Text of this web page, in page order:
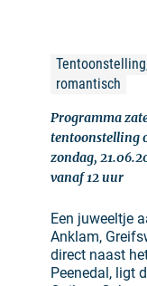
romantisch
Programma
tentoonstelling
zondag,
vanaf 12 uur
Een juweeltje
Anklam,
direct naast
Peenedal, ligt